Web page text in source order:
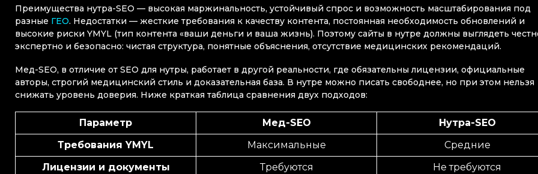
Преимущества нутра-SEO — высокая маржинальность, устойчивый спрос и возможность масштабирования под
разные ГЕО. Недостатки — жесткие требования к качеству контента, постоянная необходимость обновлений и
высокие риски YMYL (тип контента «ваши деньги и ваша жизнь). Поэтому сайты в нутре должны выглядеть
экспертно и безопасно: чистая структура, понятные объяснения, отсутствие медицинских рекомендаций.
Мед-SEO, в отличие от SEO для нутры, работает в другой реальности, где обязательны лицензии, официальные
авторы, строгий медицинский стиль и доказательная база. В нутре можно писать свободнее, но при этом нельзя
снижать уровень доверия. Ниже краткая таблица сравнения двух подходов:
Параметр Мед-SEO
Нутра-SEO
Требования YMYL
Максимальные
Средние
Лицензии и документы
Требуются
Не требуются